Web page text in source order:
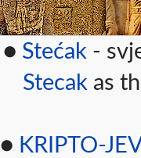
● Stećak -
Stecak as
● KRIPTO-